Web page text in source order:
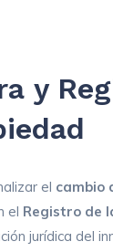
y
el cambio
el Registro de
jurídica del